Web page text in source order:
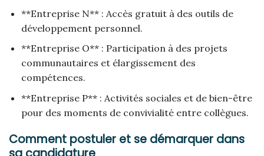
**Entreprise N** : Accès gratuit à des outils de
développement personnel.
**Entreprise O** : Participation à des projets
communautaires et élargissement des
compétences.
**Entreprise P** : Activités sociales et de bien-être
pour des moments de convivialité entre collègues.
Comment postuler et se démarquer dans